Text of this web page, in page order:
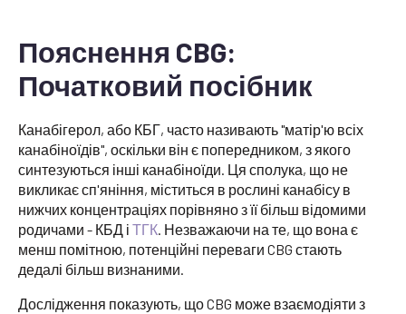
Пояснення CBG:
Початковий посібник
Канабігерол, або КБГ, часто називають "матір'ю всіх
канабіноїдів", оскільки він є попередником, з якого
синтезуються інші канабіноїди. Ця сполука, що не
викликає сп'яніння, міститься в рослині канабісу в
нижчих концентраціях порівняно з її більш відомими
родичами - КБД і ТГК. Незважаючи на те, що вона є
менш помітною, потенційні переваги CBG стають
дедалі більш визнаними.
Дослідження показують, що CBG може взаємодіяти з